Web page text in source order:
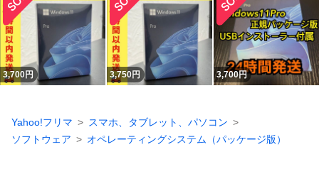
3,700円 3,750円 3,700円
Yahoo!フリマ
スマホ、タブレット、パソコン
ソフトウェア
オペレーティングシステム（パッケージ版）